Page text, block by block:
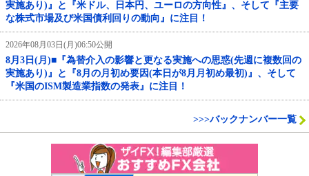
実施あり)』と『米ドル、日本円、ユーロの方向性』、そして『主要
な株式市場及び米国債利回りの動向』に注目！
2026年08月03日(月)06:50公開
8月3日(月)■『為替介入の影響と更なる実施への思惑(先週に複数回の
実施あり)』と『8月の月初め要因(本日が8月月初め最初)』、そして
『米国のISM製造業指数の発表』に注目！
>>>バックナンバー一覧